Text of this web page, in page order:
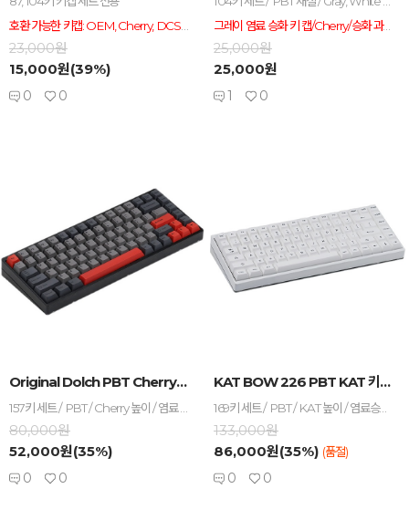
호환 가능한 키캡: OEM, Cherry, DCS, XDA, DSA (최대 사이즈 : 약 18mm, 높이 약 12mm)
23,000원
15,000원(39%)
0
0
그레이 염료 승화 키 캡/Cherry/승화 과정/PBT 재질/104 키
25,000원
25,000원
1
0
Original Dolch PBT Cherry 키캡...
80,000원
52,000원(35%)
0
0
KAT BOW 226 PBT KAT 키캡 세트...
169키 세트 / PBT / KAT 높이 / 염료승화 / 화이트 / 영문
133,000원
86,000원(35%) (품절)
0 0